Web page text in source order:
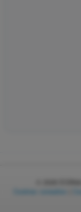
Cookies verwalten